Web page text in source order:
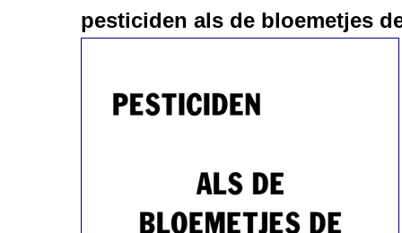
pesticiden als de bloemetjes